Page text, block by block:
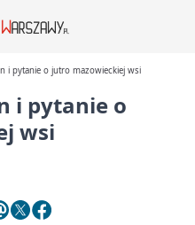
i pytanie o jutro mazowieckiej wsi
i pytanie o
wsi